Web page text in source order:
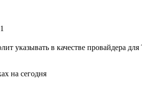
указывать в качестве провайдера
на сегодня